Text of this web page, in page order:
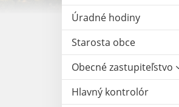
Úradné hodiny
Starosta obce
Obecné zastupiteľstvo
Hlavný kontrolór